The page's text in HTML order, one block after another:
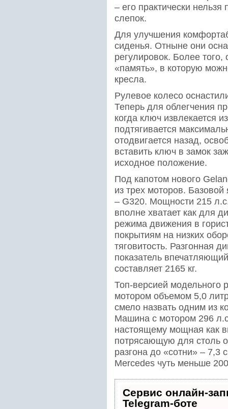
– его практически
слепок.
Для улучшения
сиденья. Отныне они
регулировок. Более
«память», в которую
кресла.
Рулевое колесо
Теперь для облегчения
когда ключ извлекается
подтягивается
отодвигается назад,
вставить ключ в замок
исходное положение.
Под капотом нового
из трех моторов.
– G320. Мощности 215
вполне хватает как для
режима движения в
покрытиям на низких
тяговитость. Разгонная
показатель
составляет 2165 кг.
Топ-версией модельного
мотором объемом 5,0
смело назвать одним из
Машина с мотором 296
настоящему мощная как
потрясающую для столь
разгона до «сотни» – 7,3
Mercedes чуть меньше
Сервис онлайн-
Telegram-боте